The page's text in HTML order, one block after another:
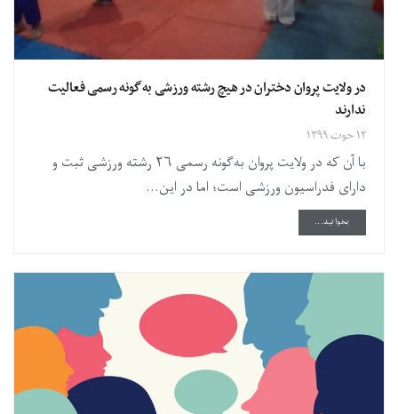
در ولایت پروان دختران در هیچ رشته ورزشی به‌گونه رسمی فعالیت
ندارند
۱۲ حوت ۱۳۹۹
با آن که در ولایت پروان به‌گونه رسمی ۲۶ رشته ورزشی ثبت و
دارای فدراسیون ورزشی است؛ اما در این...
بخوانید...